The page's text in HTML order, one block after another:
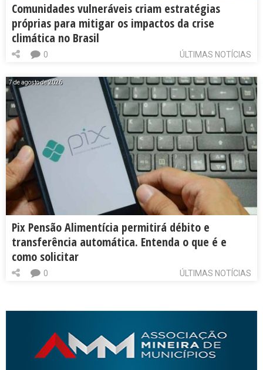
Comunidades vulneráveis criam estratégias
próprias para mitigar os impactos da crise
climática no Brasil
ÚLTIMAS NOTÍCIAS
0
7 de agosto de 2026
Pix Pensão Alimentícia permitirá débito e
transferência automática. Entenda o que é e
como solicitar
ÚLTIMAS NOTÍCIAS
0